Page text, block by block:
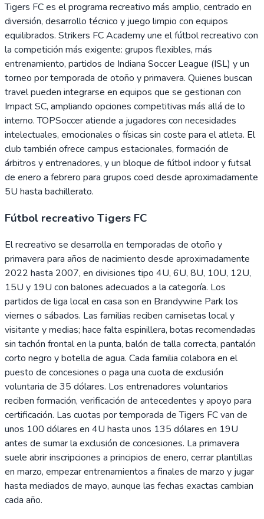
Tigers FC es el programa recreativo más amplio, centrado en
diversión, desarrollo técnico y juego limpio con equipos
equilibrados. Strikers FC Academy une el fútbol recreativo con
la competición más exigente: grupos flexibles, más
entrenamiento, partidos de Indiana Soccer League (ISL) y un
torneo por temporada de otoño y primavera. Quienes buscan
travel pueden integrarse en equipos que se gestionan con
Impact SC, ampliando opciones competitivas más allá de lo
interno. TOPSoccer atiende a jugadores con necesidades
intelectuales, emocionales o físicas sin coste para el atleta. El
club también ofrece campus estacionales, formación de
árbitros y entrenadores, y un bloque de fútbol indoor y futsal
de enero a febrero para grupos coed desde aproximadamente
5U hasta bachillerato.
Fútbol recreativo Tigers FC
El recreativo se desarrolla en temporadas de otoño y
primavera para años de nacimiento desde aproximadamente
2022 hasta 2007, en divisiones tipo 4U, 6U, 8U, 10U, 12U,
15U y 19U con balones adecuados a la categoría. Los
partidos de liga local en casa son en Brandywine Park los
viernes o sábados. Las familias reciben camisetas local y
visitante y medias; hace falta espinillera, botas recomendadas
sin tachón frontal en la punta, balón de talla correcta, pantalón
corto negro y botella de agua. Cada familia colabora en el
puesto de concesiones o paga una cuota de exclusión
voluntaria de 35 dólares. Los entrenadores voluntarios
reciben formación, verificación de antecedentes y apoyo para
certificación. Las cuotas por temporada de Tigers FC van de
unos 100 dólares en 4U hasta unos 135 dólares en 19U
antes de sumar la exclusión de concesiones. La primavera
suele abrir inscripciones a principios de enero, cerrar plantillas
en marzo, empezar entrenamientos a finales de marzo y jugar
hasta mediados de mayo, aunque las fechas exactas cambian
cada año.